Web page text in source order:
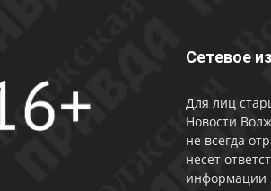
Сетевое
Для лиц
Новости
не всегда
несет
информации